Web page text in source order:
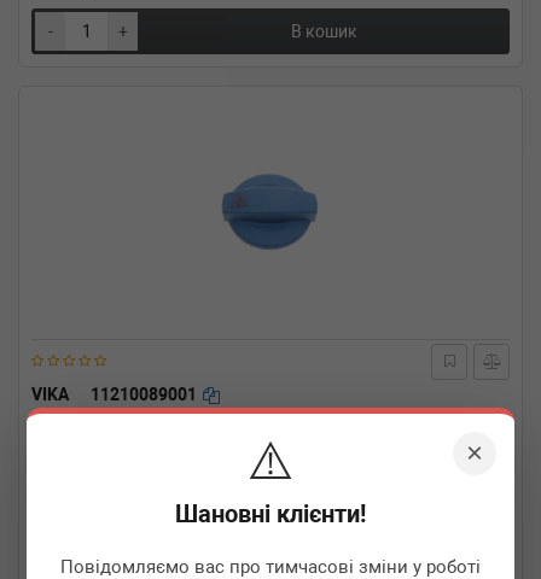
×
⚠️
Шановні клієнти!
Повідомляємо вас про тимчасові зміни у роботі
- + В кошик
VIKA 11210089001
Кришка бачка розширювального Audi A4/ A6 97-11 (1.5bar)